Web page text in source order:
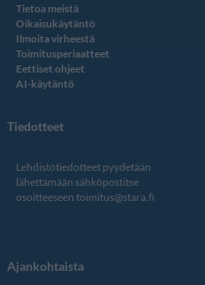
Tietoa meistä
Oikaisukäytäntö
Ilmoita virheestä
Toimitusperiaatteet
Eettiset ohjeet
AI-käytäntö
Tiedotteet
Lehdistötiedotteet pyydetään
lähettämään sähköpostitse
osoitteeseen toimitus@stara.fi
Ajankohtaista